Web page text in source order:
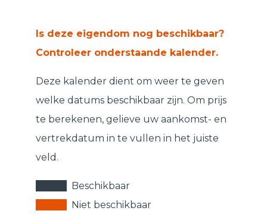
Is deze eigendom nog beschikbaar?
Controleer onderstaande kalender.
Deze kalender dient om weer te geven
welke datums beschikbaar zijn. Om prijs
te berekenen, gelieve uw aankomst- en
vertrekdatum in te vullen in het juiste
veld.
Beschikbaar
Niet beschikbaar